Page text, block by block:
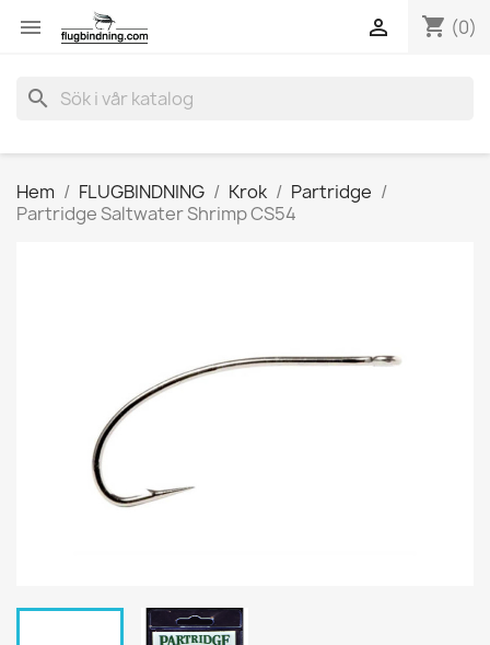
 shopping_cart (0)

search
Hem FLUGBINDNING Krok
Partridge
Partridge Saltwater Shrimp CS54